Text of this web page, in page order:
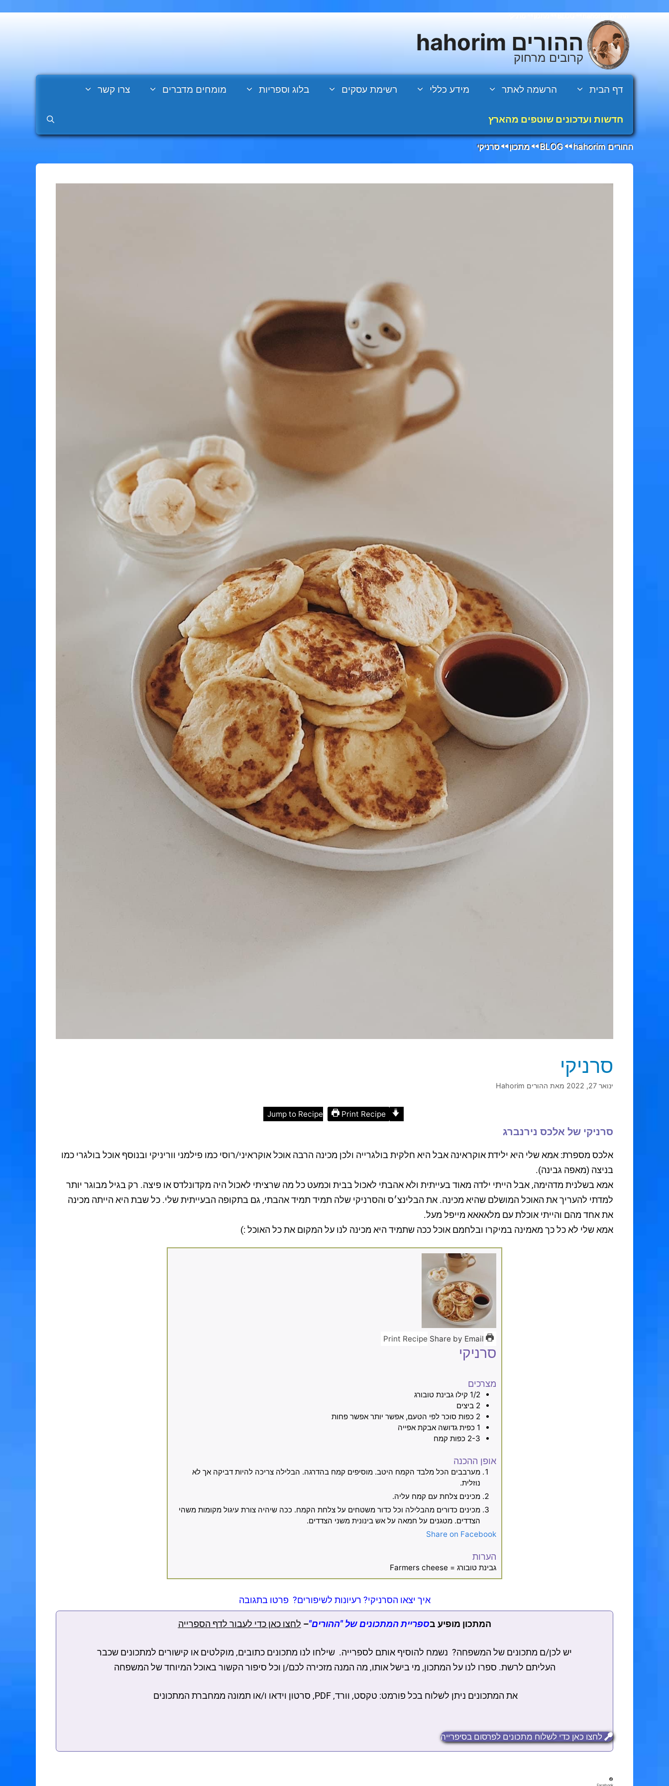
ההורים hahorim
קרובים מרחוק
דף הבית הרשמה לאתר מידע כללי רשימת עסקים בלוג וספריות מומחים מדברים צרו קשר
חדשות ועדכונים שוטפים מהארץ
ההורים hahorim ◄◄
BLOG
◄◄מתכון ◄◄סרניקי
סרניקי
ינואר 27, 2022 מאת ההורים Hahorim
Print Recipe
סרניקי של אלכס נירנברג
אלכס מספרת: אמא שלי היא ילידת אוקראינה אבל היא חלקית בולגרייה ולכן מכינה הרבה אוכל אוקראיני/רוסי כמו פילמני ווריניקי ובנוסף אוכל בולגרי כמו
בניצה (מאפה גבינה).
אמא בשלנית מדהימה, אבל הייתי ילדה מאוד בעייתית ולא אהבתי לאכול בבית וכמעט כל מה שרציתי לאכול היה מקדונלדס או פיצה. רק בגיל מבוגר יותר
למדתי להעריך את האוכל המושלם שהיא מכינה. את הבלינצ׳ס והסרניקי שלה תמיד תמיד אהבתי, גם בתקופה הבעייתית שלי. כל שבת היא הייתה מכינה
את אחד מהם והייתי אוכלת עם מלאאאא מייפל מעל.
אמא שלי לא כל כך מאמינה במיקרו ובלחמם אוכל ככה שתמיד היא מכינה לנו על המקום את כל האוכל :)
Share by Email
סרניקי
מצרכים
1/2 קילו גבינת טובורג
2 ביצים
2 כפות סוכר לפי הטעם, אפשר יותר אפשר פחות
1 כפית גדושה אבקת אפייה
2-3 כפות קמח
אופן ההכנה
מערבבים הכל מלבד הקמח היטב. מוסיפים קמח בהדרגה. הבלילה צריכה להיות דביקה אך לא
נוזלית.
מכינים צלחת עם קמח עליה.
מכינים כדורים מהבלילה וכל כדור משטחים על צלחת הקמח. ככה שיהיה צורת עיגול מקומות משהי
הצדדים. מטגנים על חמאה על אש בינונית משני הצדדים.
Share on Facebook
הערות
גבינת טובורג = Farmers cheese
איך יצאו הסרניקי? רעיונות לשיפורים? פרטו בתגובה
המתכון מופיע בספריית המתכונים של "ההורים"– לחצו כאן כדי לעבור לדף הספרייה
יש לכן/ם מתכונים של המשפחה? נשמח להוסיף אותם לספרייה. שילחו לנו מתכונים כתובים, מוקלטים או קישורים למתכונים שכבר
העליתם לרשת. ספרו לנו על המתכון, מי בישל אותו, מה המנה מזכירה לכם/ן וכל סיפור הקשור באוכל המיוחד של המשפחה
את המתכונים ניתן לשלוח בכל פורמט: טקסט, וורד, PDF, סרטון וידאו ו/או תמונה ממחברת המתכונים
לחצו כאן כדי לשלוח מתכונים לפרסום בסיפרייה